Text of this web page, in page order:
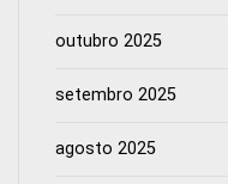
outubro 2025
setembro 2025
agosto 2025